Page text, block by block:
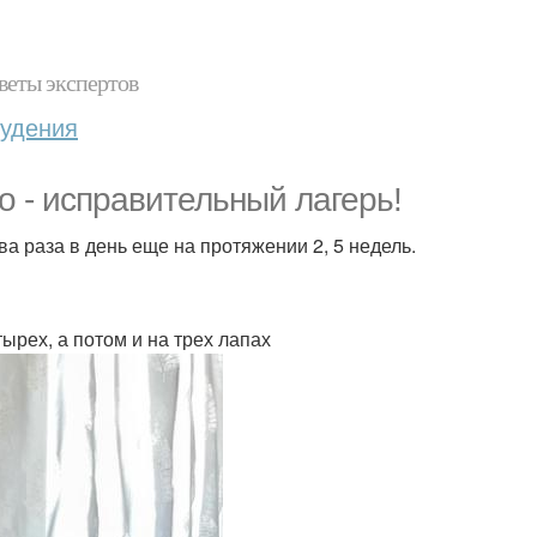
экспертов
исправительный лагерь!
раза в день еще на протяжении 2, 5 недель.
а потом и на трех лапах